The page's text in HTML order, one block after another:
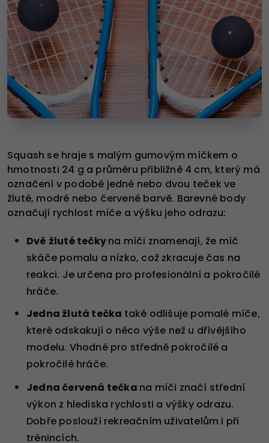
Squash se hraje s malým gumovým míčkem o
hmotnosti 24 g a průměru přibližně 4 cm, který má
označení v podobě jedné nebo dvou teček ve
žluté, modré nebo červené barvě. Barevné body
označují rychlost míče a výšku jeho odrazu:
Dvě žluté tečkyna míči znamenají, že míč
skáče pomalu a nízko, což zkracuje čas na
reakci. Je určena pro profesionální a pokročilé
hráče.
Jedna žlutá tečka také odlišuje pomalé míče,
které odskakují o něco výše než u dřívějšího
modelu. Vhodné pro středně pokročilé a
pokročilé hráče.
Jedna červená tečka na míči značí střední
výkon z hlediska rychlosti a výšky odrazu.
Dobře poslouží rekreačním uživatelům i při
trénincích.